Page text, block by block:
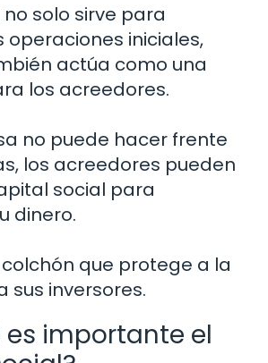
solo sirve para
operaciones iniciales,
actúa como una
los acreedores.
no puede hacer frente
los acreedores pueden
social para
dinero.
colchón que protege a la
sus inversores.
es importante el